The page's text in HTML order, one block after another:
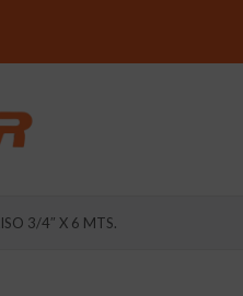
3/4″ X 6 MTS.